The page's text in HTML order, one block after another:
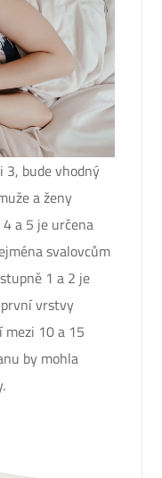
3, bude vhodný
a ženy
a 5 je určena
svalovcům
1 a 2 je
vrstvy
10 a 15
by mohla